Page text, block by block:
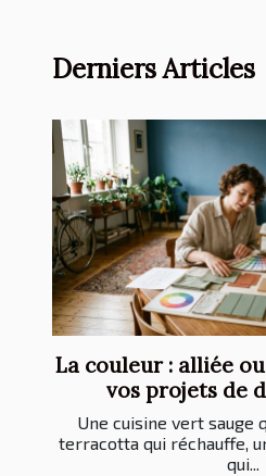
Derniers Articles
La couleur : alliée
vos projets de
Une cuisine vert sauge
terracotta qui réchauffe,
qui...